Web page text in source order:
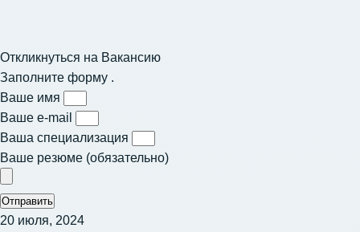
Откликнуться на Вакансию
Заполните форму .
Ваше имя
Ваше e-mail
Ваша специализация
Ваше резюме (обязательно)
Отправить
20 июля, 2024